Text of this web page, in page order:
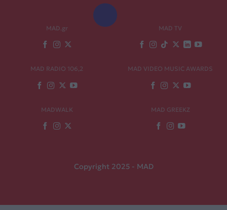
MAD.gr MAD TV
MAD RADIO 106,2 MAD VIDEO MUSIC AWARDS
MADWALK MAD GREEKZ
Copyright 2025 - MAD